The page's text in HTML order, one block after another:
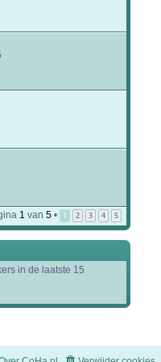
1 van 5 • 1 2 3 4 5
in de laatste 15